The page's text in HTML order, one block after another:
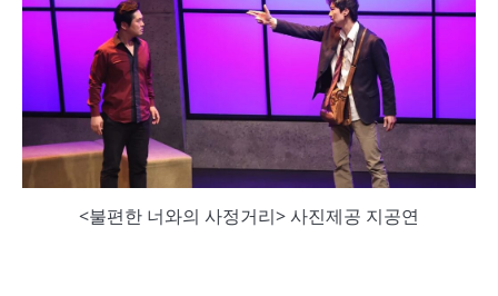
<불편한 너와의 사정거리> 사진제공 지공연